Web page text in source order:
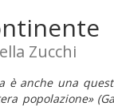
Zucchi
è anche una
popolazione»